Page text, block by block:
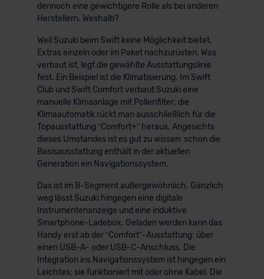
dennoch eine gewichtigere Rolle als bei anderen
Herstellern. Weshalb?
Weil Suzuki beim Swift keine Möglichkeit bietet,
Extras einzeln oder im Paket nachzurüsten. Was
verbaut ist, legt die gewählte Ausstattungslinie
fest. Ein Beispiel ist die Klimatisierung. Im Swift
Club und Swift Comfort verbaut Suzuki eine
manuelle Klimaanlage mit Pollenfilter; die
Klimaautomatik rückt man ausschließlich für die
Topausstattung “Comfort+” heraus. Angesichts
dieses Umstandes ist es gut zu wissen: schon die
Basisausstattung enthält in der aktuellen
Generation ein Navigationssystem.
Das ist im B-Segment außergewöhnlich. Gänzlich
weg lässt Suzuki hingegen eine digitale
Instrumentenanzeige und eine induktive
Smartphone-Ladebox. Geladen werden kann das
Handy erst ab der “Comfort”-Ausstattung: über
einen USB-A- oder USB-C-Anschluss. Die
Integration ins Navigationssystem ist hingegen ein
Leichtes; sie funktioniert mit oder ohne Kabel. Die